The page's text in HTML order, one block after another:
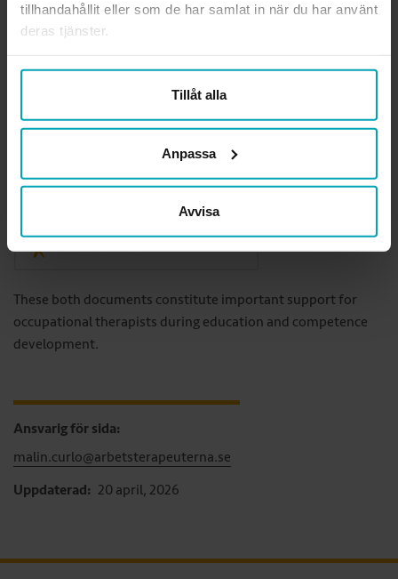
tillhandahållit eller som de har samlat in när du har använt
deras tjänster.
Tillåt alla
Anpassa
Avvisa
These both documents constitute important support for
occupational therapists during education and competence
development.
Ansvarig för sida:
malin.curlo@arbetsterapeuterna.se
Uppdaterad: 20 april, 2026